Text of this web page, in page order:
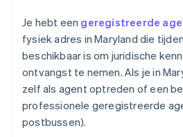
Je hebt een geregistreerde
fysiek adres in Maryland die
beschikbaar is om juridische
ontvangst te nemen. Als je in
zelf als agent optreden of een
professionele geregistreerde
postbussen).